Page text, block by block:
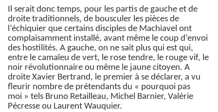
Il serait donc temps, pour les partis de gauche et de
droite traditionnels, de bousculer les pièces de
l’échiquier que certains disciples de Machiavel ont
complaisamment installé, avant même le coup d’envoi
des hostilités. A gauche, on ne sait plus qui est qui,
entre le camaïeu de vert, le rose tendre, le rouge vif, le
noir révolutionnaire ou même le jaune citoyen. A
droite Xavier Bertrand, le premier à se déclarer, a vu
fleurir nombre de prétendants du « pourquoi pas
moi » tels Bruno Retailleau, Michel Barnier, Valérie
Pécresse ou Laurent Wauquier.